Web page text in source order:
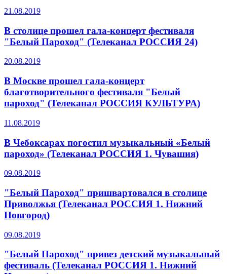
21.08.2019
В столице прошел гала-концерт фестиваля
"Белый Пароход" (Телеканал РОССИЯ 24)
20.08.2019
В Москве прошел гала-концерт
благотворительного фестиваля "Белый
пароход" (Телеканал РОССИЯ КУЛЬТУРА)
11.08.2019
В Чебоксарах погостил музыкальный «Белый
пароход» (Телеканал РОССИЯ 1. Чувашия)
09.08.2019
"Белый Пароход" пришвартовался в столице
Приволжья (Телеканал РОССИЯ 1. Нижний
Новгород)
09.08.2019
"Белый Пароход" привез детский музыкальный
фестиваль (Телеканал РОССИЯ 1. Нижний